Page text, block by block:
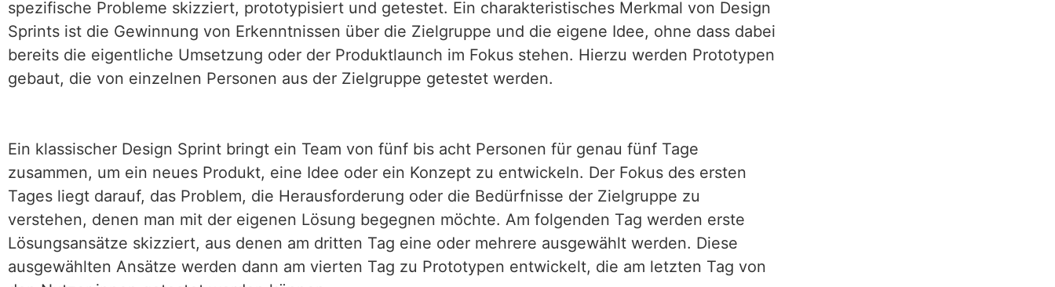
spezifische Probleme skizziert, prototypisiert und getestet. Ein charakteristisches Merkmal von Design
Sprints ist die Gewinnung von Erkenntnissen über die Zielgruppe und die eigene Idee, ohne dass dabei
bereits die eigentliche Umsetzung oder der Produktlaunch im Fokus stehen. Hierzu werden Prototypen
gebaut, die von einzelnen Personen aus der Zielgruppe getestet werden.
Ein klassischer Design Sprint bringt ein Team von fünf bis acht Personen für genau fünf Tage
zusammen, um ein neues Produkt, eine Idee oder ein Konzept zu entwickeln. Der Fokus des ersten
Tages liegt darauf, das Problem, die Herausforderung oder die Bedürfnisse der Zielgruppe zu
verstehen, denen man mit der eigenen Lösung begegnen möchte. Am folgenden Tag werden erste
Lösungsansätze skizziert, aus denen am dritten Tag eine oder mehrere ausgewählt werden. Diese
ausgewählten Ansätze werden dann am vierten Tag zu Prototypen entwickelt, die am letzten Tag von